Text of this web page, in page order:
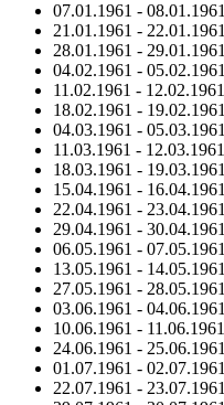
07.01.1961 - 08.01.1961
21.01.1961 - 22.01.1961
28.01.1961 - 29.01.1961
04.02.1961 - 05.02.1961
11.02.1961 - 12.02.1961
18.02.1961 - 19.02.1961
04.03.1961 - 05.03.1961
11.03.1961 - 12.03.1961
18.03.1961 - 19.03.1961
15.04.1961 - 16.04.1961
22.04.1961 - 23.04.1961
29.04.1961 - 30.04.1961
06.05.1961 - 07.05.1961
13.05.1961 - 14.05.1961
27.05.1961 - 28.05.1961
03.06.1961 - 04.06.1961
10.06.1961 - 11.06.1961
24.06.1961 - 25.06.1961
01.07.1961 - 02.07.1961
22.07.1961 - 23.07.1961